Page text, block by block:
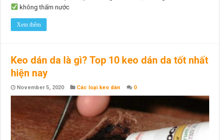
không thấm nước
Xem thêm
Keo dán da là gì? Top 10 keo dán da tốt nhất
hiện nay
November 5, 2020 Các loại keo dán 0